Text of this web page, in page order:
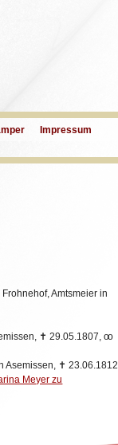
Impressum
Frohnehof, Amtsmeier in
✝ 29.05.1807, oo
Asemissen, ✝ 23.06.1812
Meyer zu